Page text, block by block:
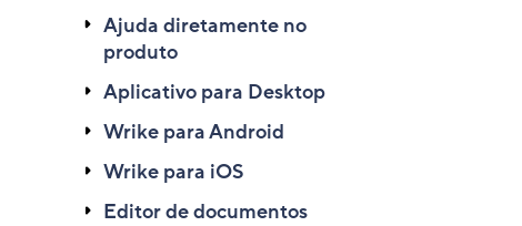
Ajuda diretamente no
produto
Aplicativo para Desktop
Wrike para Android
Wrike para iOS
Editor de documentos